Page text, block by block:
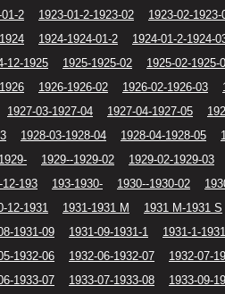
2 1923-01-2-1923-02 1923-02-1923-
1924-1924-01-2 1924-01-2-1924-
12-1925 1925-1925-02 1925-02-1925-
1926-1926-02 1926-02-1926-03
1927-03-1927-04 1927-04-1927-05
1928-03-1928-04 1928-04-1928-05
1929--1929-02 1929-02-1929-03
12-193 193-1930- 1930--1930-02
12-1931 1931-1931 M 1931 M-1931 S
1931-09 1931-09-1931-1 1931-1-
1932-06 1932-06-1932-07 1932-07-
1933-07 1933-07-1933-08 1933-09-